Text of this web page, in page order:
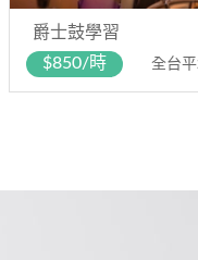
爵士鼓學習
$850/時
全台